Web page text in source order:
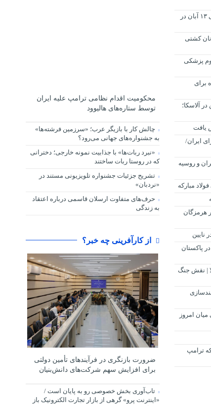
برگزاری جلسه هماهنگی ویژه راهپیمایی ۱۳ آبان در
کشتی
پزشکی
برای
آلاسکا؛
ایران/
و روسیه
هرمزگان
پاکستان
| نقش جنگ
امروز
ترامپ
محکومیت اقدام نظامی ترامپ علیه ایران
توسط ستاره‌های هالیوود
چالش کار با بازیگر عرب؛ «سرزمین فرشته‌ها»
به جشنواره‌های جهانی می‌رود؟
«نبرد ربات‌ها» با جذابیت نمونه خارجی؛ دخترانی
که در روستا ربات ساختند
تشریح جزئیات جشنواره‌ تلویزیونی مستند در
«نردبان»
حرف‌های متفاوت ارسلان قاسمی درباره اعتقاد
به زندگی
از کارآفرینی چه خبر؟
ضرورت بازنگری در فرآیندهای تأمین دولتی
برای افزایش سهم شرکت‌های دانش‌بنیان
تاب‌آوری بخش خصوصی رو به پایان است /
«اینترنت پرو» گرهی از بازار تجارت الکترونیک باز